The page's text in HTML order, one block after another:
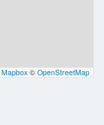
Mapbox © OpenStreetMap